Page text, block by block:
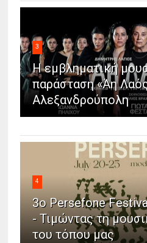
3
Η εμβληματική
παράσταση «Άη
Αλεξανδρούπολη
4
3ο Persefone
- Τιμώντας τη
του τόπου μας